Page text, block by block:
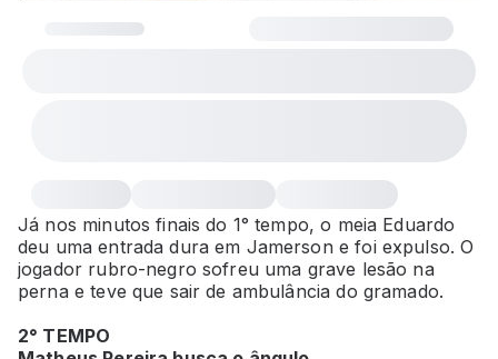
Já nos minutos finais do 1° tempo, o meia Eduardo
deu uma entrada dura em Jamerson e foi expulso. O
jogador rubro-negro sofreu uma grave lesão na
perna e teve que sair de ambulância do gramado.
2° TEMPO